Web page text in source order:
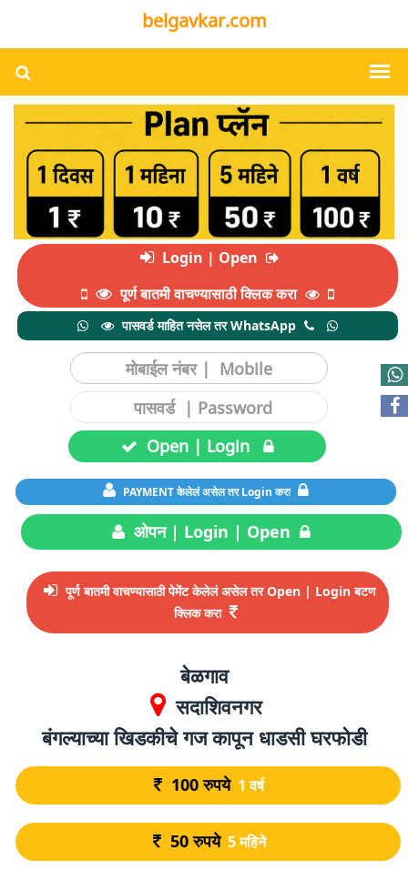
belgavkar.com
Login | Open
पूर्ण बातमी वाचण्यासाठी क्लिक करा
पासवर्ड माहित नसेल तर WhatsApp
Open | Login
PAYMENT केलेलं असेल तर Login करा
ओपन | Login | Open
पूर्ण बातमी वाचण्यासाठी पेमेंट केलेलं असेल तर Open | Login बटण
क्लिक करा
बेळगाव
सदाशिवनगर
बंगल्याच्या खिडकीचे गज कापून धाडसी घरफोडी
100 रुपये 1 वर्ष
50 रुपये 5 महिने